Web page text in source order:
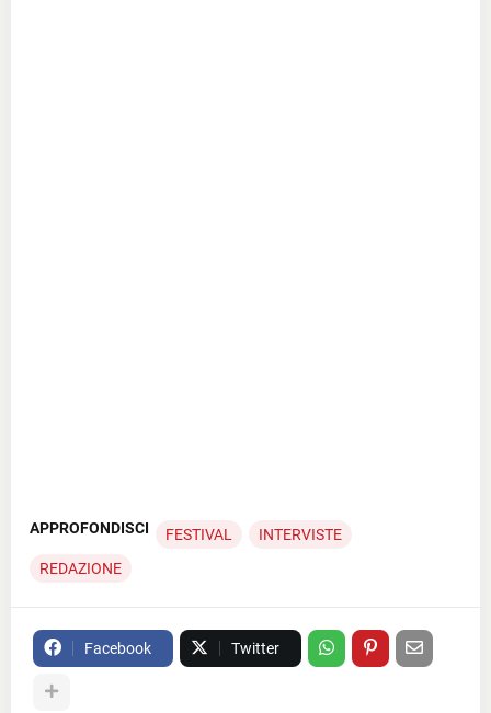
APPROFONDISCI FESTIVAL
INTERVISTE
REDAZIONE
Facebook Twitter